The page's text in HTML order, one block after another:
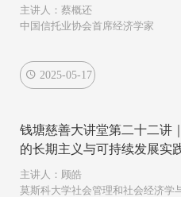
主讲人：蔡概还
中国信托业协会首席经济学家
2025-05-17
钱塘慈善大讲堂第二十二讲
的长期主义与可持续发展实
主讲人：顾皓
莫斯科大学社会管理和社会经济学